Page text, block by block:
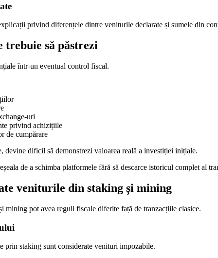
privind diferențele dintre veniturile declarate și sumele din
trebuie să păstrezi
într-un eventual control fiscal.
uri
privind achizițiile
de cumpărare
devine dificil să demonstrezi valoarea reală a investiției inițiale.
de a schimba platformele fără să descarce istoricul complet al
veniturile din staking și mining
mining pot avea reguli fiscale diferite față de tranzacțiile clasice.
prin staking sunt considerate venituri impozabile.